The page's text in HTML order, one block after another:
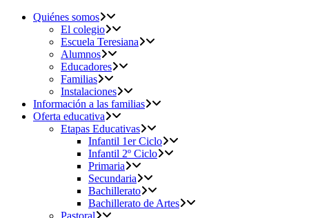
Quiénes somos
El colegio
Escuela Teresiana
Alumnos
Educadores
Familias
Instalaciones
Información a las familias
Oferta educativa
Etapas Educativas
Infantil 1er Ciclo
Infantil 2º Ciclo
Primaria
Secundaria
Bachillerato
Bachillerato de Artes
Pastoral